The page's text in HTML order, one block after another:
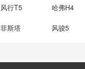
风行T5 哈弗H4
菲斯塔 风骏5